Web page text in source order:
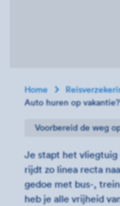
Home
Auto huren op
Voorbereid de weg
Je stapt het
rijdt zo linea recta
gedoe met bus-,
heb je alle vrijheid